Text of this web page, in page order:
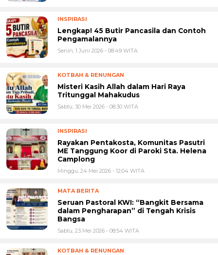
INSPIRASI
Lengkap! 45 Butir Pancasila dan Contoh
Pengamalannya
Senin, 1 Juni 2026 - 08:49 WITA
KOTBAH & RENUNGAN
Misteri Kasih Allah dalam Hari Raya
Tritunggal Mahakudus
Sabtu, 30 Mei 2026 - 08:30 WITA
INSPIRASI
Rayakan Pentakosta, Komunitas Pasutri
ME Tanggung Koor di Paroki Sta. Helena
Camplong
Minggu, 24 Mei 2026 - 12:04 WITA
MATA BERITA
Seruan Pastoral KWI: “Bangkit Bersama
dalam Pengharapan” di Tengah Krisis
Bangsa
Sabtu, 23 Mei 2026 - 08:54 WITA
KOTBAH & RENUNGAN